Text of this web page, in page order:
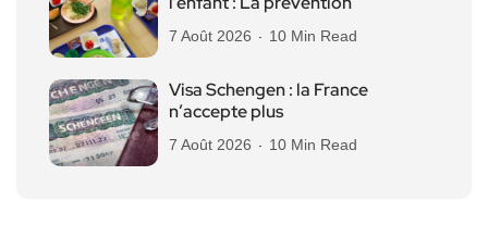
7 Août 2026 10 Min Read
Visa Schengen : la France
n’accepte plus
7 Août 2026 10 Min Read